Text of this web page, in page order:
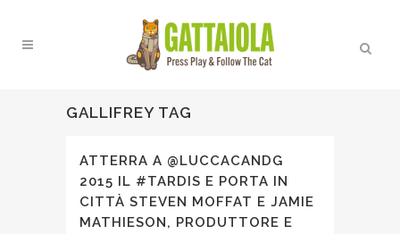
GALLIFREY TAG
ATTERRA A @LUCCACANDG
2015 IL #TARDIS E PORTA IN
CITTÀ STEVEN MOFFAT E JAMIE
MATHIESON, PRODUTTORE E